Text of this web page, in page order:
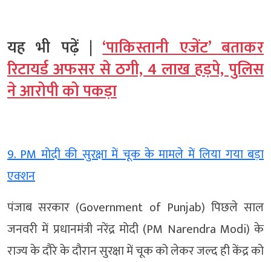
यह भी पढ़ें |‘पाकिस्तानी एजेंट’ बताकर
रिटायर्ड अफसर से ठगी, 4 लाख हड़पे, पुलिस
ने आरोपी को पकड़ा
9. PM मोदी की सुरक्षा में चूक के मामले में लिया गया बड़ा
एक्शन
पंजाब सरकार (Government of Punjab) पिछले साल
जनवरी में प्रधानमंत्री नरेंद्र मोदी (PM Narendra Modi) के
राज्य के दौरे के दौरान सुरक्षा में चूक को लेकर जल्द ही केंद्र को